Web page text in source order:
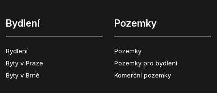
Bydlení
Bydlení
Byty v Praze
Byty v Brně
Pozemky
Pozemky
Pozemky pro bydlení
Komerční pozemky